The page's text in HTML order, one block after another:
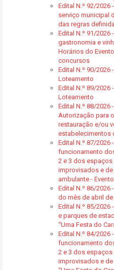
Edital N.º 92/
serviço municipal
das regras
Edital N.º 91/2026
gastronomia e
Horários do
concursos
Edital N.º 90/2026
Loteamento
Edital N.º 89/2026
Loteamento
Edital N.º 88/2026
Autorização para
restauração e/ou
estabelecimentos
Edital N.º 87/
funcionamento
2 e 3 dos
improvisados e
ambulante -
Edital N.º 86/2026
do mês de abril de
Edital N.º 85/
e parques de
“Uma Festa do
Edital N.º 84/
funcionamento
2 e 3 dos
improvisados e